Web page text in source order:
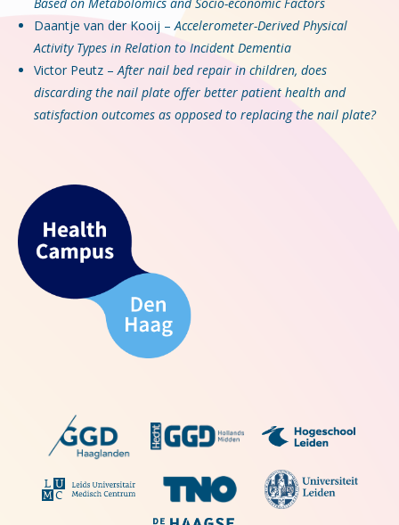
Daantje van der Kooij –Accelerometer-Derived Physical
Activity Types in Relation to Incident Dementia
Victor Peutz –After nail bed repair in children, does
discarding the nail plate offer better patient health and
satisfaction outcomes as opposed to replacing the nail plate?